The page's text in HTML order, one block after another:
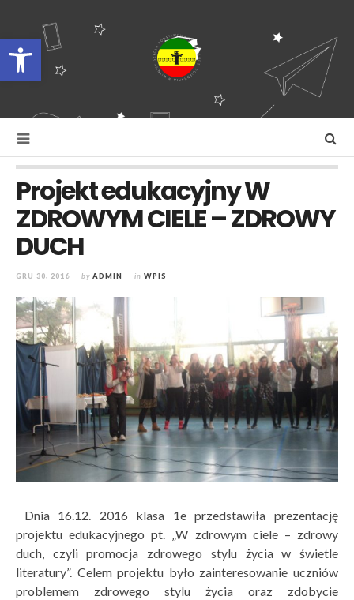
Otwórz pasek narzędzi
Projekt edukacyjny W
ZDROWYM CIELE – ZDROWY
DUCH
GRU 30, 2016 by ADMIN in WPIS
Dnia 16.12. 2016 klasa 1e przedstawiła prezentację
projektu edukacyjnego pt. „W zdrowym ciele – zdrowy
duch, czyli promocja zdrowego stylu życia w świetle
literatury”. Celem projektu było zainteresowanie uczniów
problemem zdrowego stylu życia oraz zdobycie